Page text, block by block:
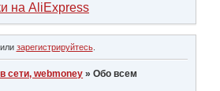
на AliExpress
зарегистрируйтесь.
сети, webmoney »Обо всем